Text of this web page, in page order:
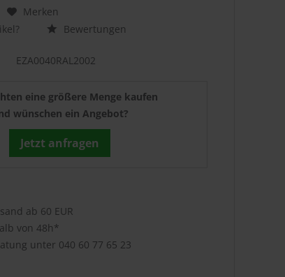
Merken
Bewertungen
EZA0040RAL2002
eine größere Menge kaufen
wünschen ein Angebot?
Jetzt anfragen
ab 60 EUR
von 48h*
unter 040 60 77 65 23